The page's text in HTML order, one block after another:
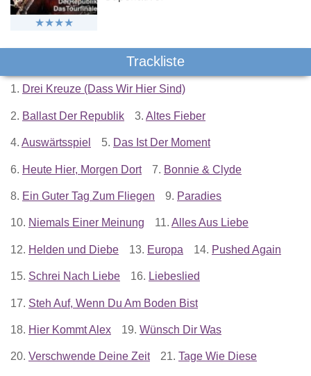
Trackliste
1. Drei Kreuze (Dass Wir Hier Sind)
2. Ballast Der Republik 3. Altes Fieber
4. Auswärtsspiel 5. Das Ist Der Moment
6. Heute Hier, Morgen Dort 7. Bonnie & Clyde
8. Ein Guter Tag Zum Fliegen 9. Paradies
10. Niemals Einer Meinung 11. Alles Aus Liebe
12. Helden und Diebe 13. Europa 14. Pushed Again
15. Schrei Nach Liebe 16. Liebeslied
17. Steh Auf, Wenn Du Am Boden Bist
18. Hier Kommt Alex 19. Wünsch Dir Was
20. Verschwende Deine Zeit 21. Tage Wie Diese